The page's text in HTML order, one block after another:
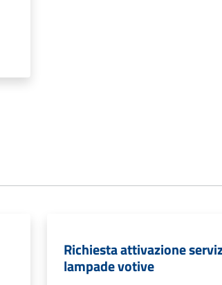
Richiesta attivazione
lampade votive